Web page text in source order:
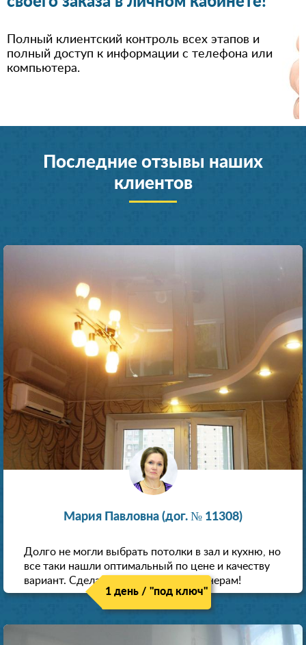
Полный клиентский контроль всех этапов и
полный доступ к информации с телефона или
компьютера.
Последние отзывы наших
клиентов
Мария Павловна (дог. № 11308)
Долго не могли выбрать потолки в зал и кухню, но
все таки нашли оптимальный по цене и качеству
вариант. Сделали скидку как пенсионерам!
1 день / "под ключ"